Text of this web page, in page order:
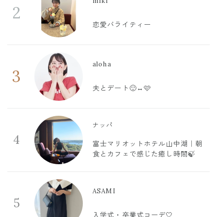
2
恋愛バライティー
3
aloha
夫とデート🙂‍↔️🩷
4
ナッパ
富士マリオットホテル山中湖｜朝
食とカフェで感じた癒し時間🍃
5
ASAMI
入学式・卒業式コーデ🤍